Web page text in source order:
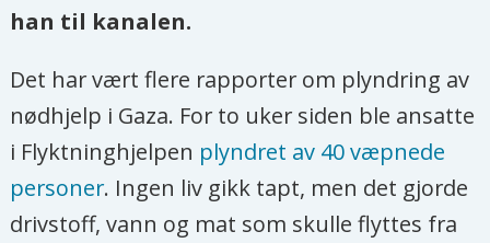
han til kanalen.
Det har vært flere rapporter om plyndring av
nødhjelp i Gaza. For to uker siden ble ansatte
i Flyktninghjelpen plyndret av 40 væpnede
personer. Ingen liv gikk tapt, men det gjorde
drivstoff, vann og mat som skulle flyttes fra